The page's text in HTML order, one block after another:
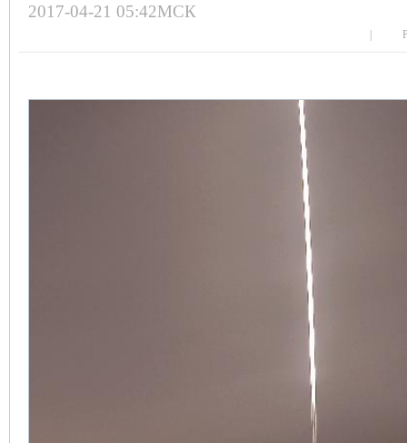
2017-04-21 05:42МСК